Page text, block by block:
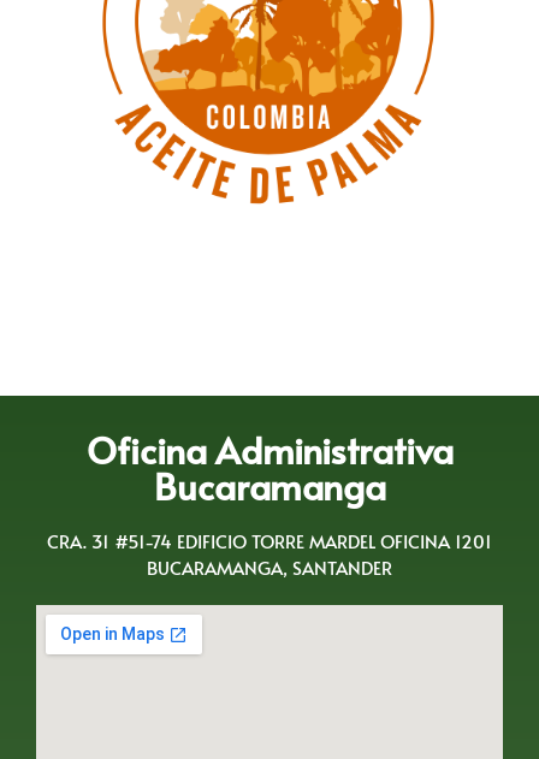
Oficina Administrativa
Bucaramanga
CRA. 31 #51-74 EDIFICIO TORRE MARDEL OFICINA 1201
BUCARAMANGA, SANTANDER